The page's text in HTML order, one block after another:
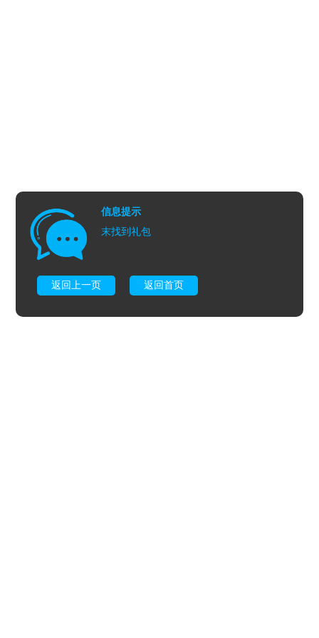
信息提示
末找到礼包
返回上一页 返回首页